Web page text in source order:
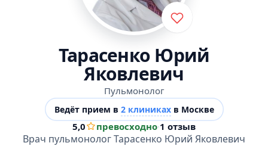
Тарасенко Юрий
Яковлевич
Пульмонолог
Ведёт прием в 2 клиникахв Москве
5,0 превосходно·1 отзыв
Врач пульмонолог Тарасенко Юрий Яковлевич